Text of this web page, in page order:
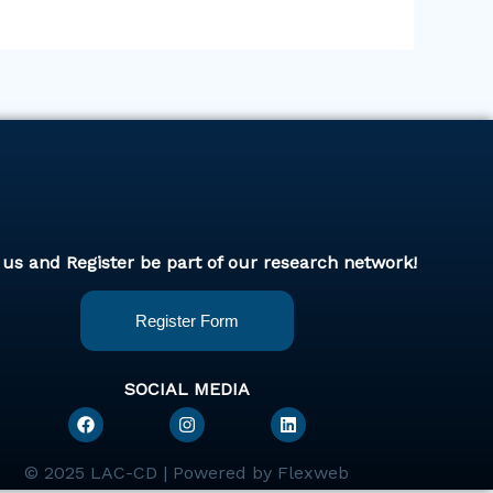
us and Register be part of our research network!
Register Form
SOCIAL MEDIA
F
a
e
b
I
n
t
a
L
i
k
e
© 2025 LAC-CD | Powered by Flexweb